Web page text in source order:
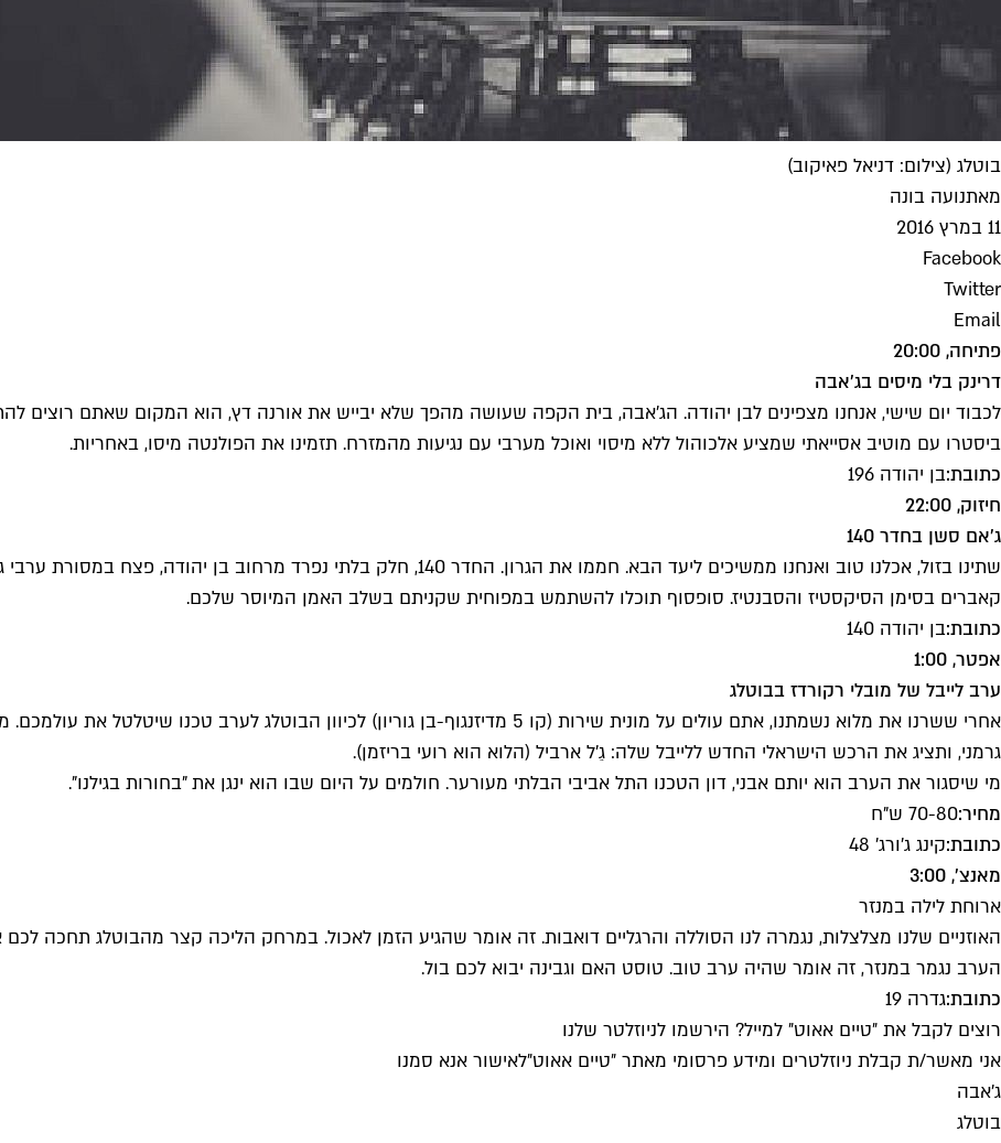
בוטלג (צילום: דניאל פאיקוב)
מאתנועה בונה
11 במרץ 2016
Facebook
Twitter
Email
פתיחה, 20:00
דרינק בלי מיסים בג'אבה
לכבוד יום שישי, אנחנו מצפינים לבן יהודה. הג'אבה, בית הקפה שעושה מהפך שלא יבייש את אורנה דץ, הוא המקום שאתם רוצים
ביסטרו עם מוטיב אסייאתי שמציע אלכוהול ללא מיסוי ואוכל מערבי עם נגיעות מהמזרח. תזמינו את הפולנטה מיסו, באחריות.
כתובת:בן יהודה 196
חיזוק, 22:00
ג'אם סשן בחדר 140
קאברים בסימן הסיקסטיז והסבנטיז. סופסוף תוכלו להשתמש במפוחית שקניתם בשלב האמן המיוסר שלכם.
כתובת:בן יהודה 140
אפטר, 1:00
ערב לייבל של מובלי רקורדז בבוטלג
אחרי ששרנו את מלוא נשמתנו, אתם עולים על מונית שירות (קו 5 מדיזנגוף-בן גוריון) לכיוון
גרמני, ותציג את הרכש הישראלי החדש ללייבל שלה: גֵ'ל ארביל (הלוא הוא רועי בריזמן).
מי שיסגור את הערב הוא יותם אבני, דון הטכנו התל אביבי הבלתי מעורער. חולמים על היום שבו הוא ינגן את "בחורות בגילנו".
מחיר:70-80 ש"ח
כתובת:קינג ג'ורג' 48
מאנצ', 3:00
ארוחת לילה במנזר
האוזניים שלנו מצלצלות, נגמרה לנו הסוללה והרגליים דואבות. זה אומר שהגיע הזמן לאכול. במרחק הליכה קצר מהבוטלג תחכה
הערב נגמר במנזר, זה אומר שהיה ערב טוב. טוסט האם וגבינה יבוא לכם בול.
כתובת:גדרה 19
רוצים לקבל את ״טיים אאוט״ למייל? הירשמו לניוזלטר שלנו
אני מאשר/ת קבלת ניוזלטרים ומידע פרסומי מאתר ״טיים אאוט״לאישור אנא סמנו
ג'אבה
בוטלג